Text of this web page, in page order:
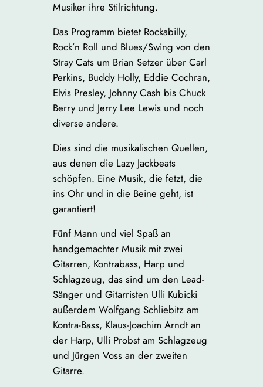
Musiker ihre Stilrichtung.
Das Programm bietet Rockabilly,
Rock’n Roll und Blues/Swing von den
Stray Cats um Brian Setzer über Carl
Perkins, Buddy Holly, Eddie Cochran,
Elvis Presley, Johnny Cash bis Chuck
Berry und Jerry Lee Lewis und noch
diverse andere.
Dies sind die musikalischen Quellen,
aus denen die Lazy Jackbeats
schöpfen. Eine Musik, die fetzt, die
ins Ohr und in die Beine geht, ist
garantiert!
Fünf Mann und viel Spaß an
handgemachter Musik mit zwei
Gitarren, Kontrabass, Harp und
Schlagzeug, das sind um den Lead-
Sänger und Gitarristen Ulli Kubicki
außerdem Wolfgang Schliebitz am
Kontra-Bass, Klaus-Joachim Arndt an
der Harp, Ulli Probst am Schlagzeug
und Jürgen Voss an der zweiten
Gitarre.